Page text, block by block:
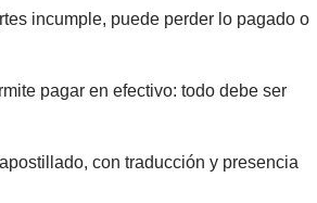
incumple, puede perder lo pagado o
pagar en efectivo: todo debe ser
con traducción y presencia